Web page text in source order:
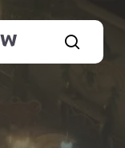
search